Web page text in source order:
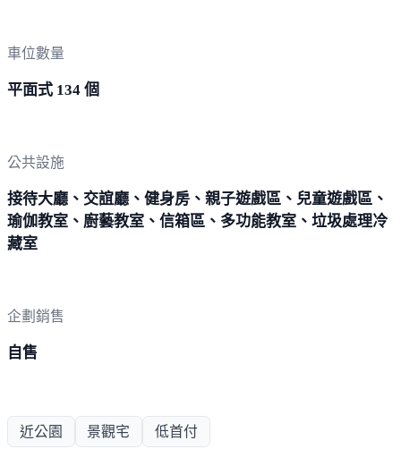
車位數量
平面式 134 個
公共設施
接待大廳、交誼廳、健身房、親子遊戲區、兒童遊戲區、
瑜伽教室、廚藝教室、信箱區、多功能教室、垃圾處理冷
藏室
企劃銷售
自售
近公園 景觀宅 低首付